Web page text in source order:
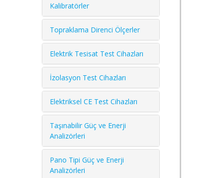
Kalibratörler
Topraklama Direnci Ölçerler
Elektrik Tesisat Test Cihazları
İzolasyon Test Cihazları
Elektriksel CE Test Cihazları
Taşınabilir Güç ve Enerji
Analizörleri
Pano Tipi Güç ve Enerji
Analizörleri